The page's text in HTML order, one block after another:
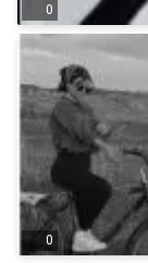
0
0